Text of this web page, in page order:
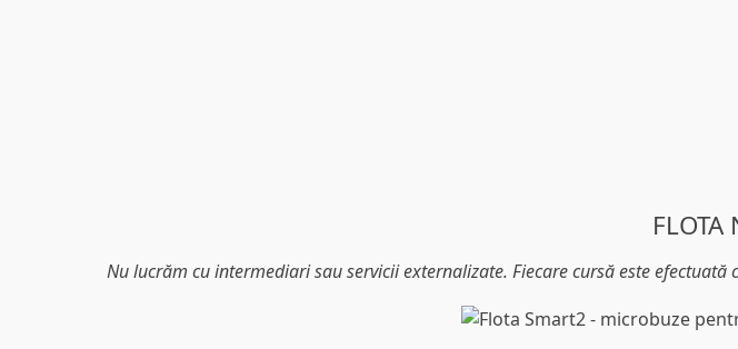
FLOTA
Nu lucrăm cu intermediari sau servicii externalizate. Fiecare cursă este